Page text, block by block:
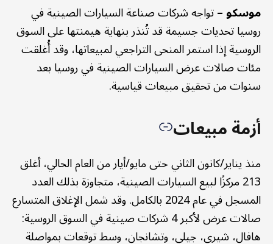
موسكو –تواجه شركات صناعة السيارات الصينية في
روسيا تحديات جسيمة قد تُنذر بنهاية هيمنتها على السوق
الروسية إذا استمر المنحى التراجعي لمبيعاتها، وقد أُغلقت
مئات صالات عرض السيارات الصينية في روسيا بعد
سنوات من تحقيق مبيعات قياسية.
أزمة مبيعات
منذ يناير/كانون الثاني حتى مايو/أيار من العام الحالي، أغلق
213 مركزًا لبيع السيارات الصينية، متجاوزة بذلك العدد
المسجل في عام 2024 بالكامل. وقد شمل الإغلاق المتسارع
صالات عرض لأكبر 4 شركات صينية في السوق الروسية:
هافال، شيري، جيلي، وتشانجان، وسط توقعات بمواصلة